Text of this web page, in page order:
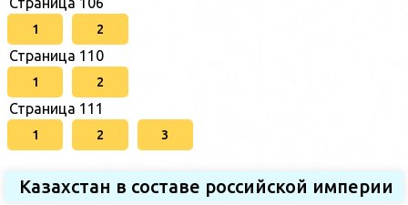
1 2
Страница 110
1 2
Страница 111
1 2 3
Казахстан в составе российской империи